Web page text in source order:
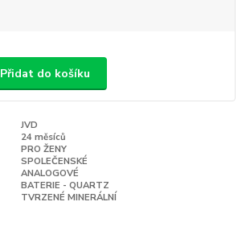
Přidat do košíku
JVD
24 měsíců
PRO ŽENY
SPOLEČENSKÉ
ANALOGOVÉ
BATERIE - QUARTZ
TVRZENÉ MINERÁLNÍ